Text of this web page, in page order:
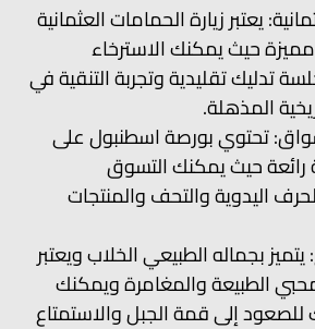
يعتبر زيارة الحمامات العثمانية
حيث يمكنك الاسترخاء
تدليك تقليدية وتجربة التنقية في
المذهلة.
تحتوي بورصة اسطنبول على
رائعة حيث يمكنك التسوق
اليدوية والتحف والمنتجات
يتميز بجماله الطبيعي الخلاب ويعتبر
الطبيعة والمغامرة ويمكنك
للصعود إلى قمة الجبل والاستمتاع